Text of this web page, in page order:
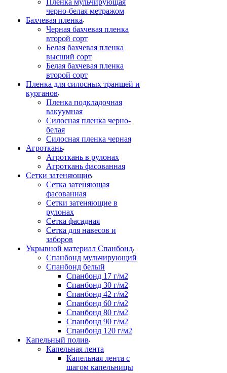
Пленка мульчирующая
черно-белая метражом
Бахчевая пленка
Черная бахчевая пленка
второй сорт
Белая бахчевая пленка
высший сорт
Белая бахчевая пленка
второй сорт
Пленка для силосных траншей и
курганов
Пленка подкладочная
вакуумная
Силосная пленка черно-
белая
Силосная пленка черная
Агроткань
Агроткань в рулонах
Агроткань фасованная
Сетки затеняющие
Сетка затеняющая
фасованная
Сетки затеняющие в
рулонах
Сетка фасадная
Сетка для навесов и
заборов
Укрывной материал Спанбонд
Спанбонд мульчирующий
Спанбонд белый
Спанбонд 17 г/м2
Спанбонд 30 г/м2
Спанбонд 42 г/м2
Спанбонд 60 г/м2
Спанбонд 80 г/м2
Спанбонд 90 г/м2
Спанбонд 120 г/м2
Капельный полив
Капельная лента
Капельная лента с
шагом капельницы